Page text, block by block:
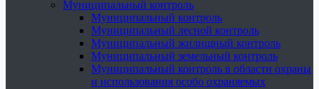
Муниципальный контроль
Муниципальный контроль
Муниципальный лесной контроль
Муниципальный жилищный контроль
Муниципальный земельный контроль
Муниципальный контроль в области охраны
и использования особо охраняемых